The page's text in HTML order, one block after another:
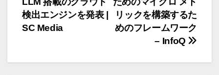
稿
ナ
リックを構築するた
めのフレームワーク
– InfoQ
検出エンジンを発表 |
SC Media